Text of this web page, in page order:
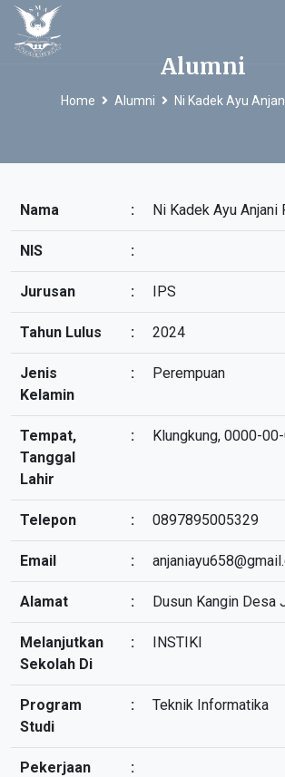
Alumni
Home Alumni Ni Kadek Ayu
Nama : Ni Kadek Ayu Anjani
NIS :
Jurusan : IPS
Tahun Lulus : 2024
Jenis
Kelamin
: Perempuan
Tempat,
Tanggal
Lahir
: Klungkung, 0000-
Telepon : 0897895005329
Email :
Alamat : Dusun Kangin Desa
Melanjutkan
Sekolah Di
: INSTIKI
Program
Studi
: Teknik Informatika
Pekerjaan :